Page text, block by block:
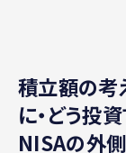
積立額の考
に・どう投
NISAの外